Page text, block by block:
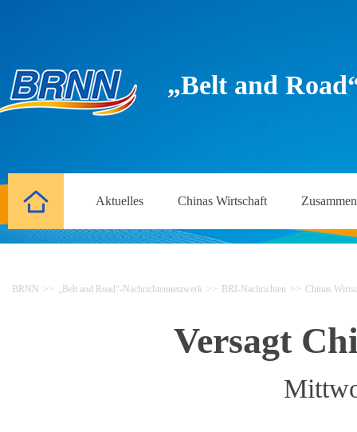
„Belt and
Aktuelles Chinas Wirtschaft
BRNN >> „Belt and Road“-Nachrichtennetzwerk >> BRI-Nachrichten >> Chinas
Versagt